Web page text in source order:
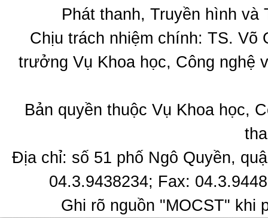
Phát thanh, Truyền hình
Chịu trách nhiệm chính: TS.
trưởng Vụ Khoa học, Công nghệ
Bản quyền thuộc Vụ Khoa học,
Địa chỉ: số 51 phố Ngô Quyền,
04.3.9438234; Fax:
Ghi rõ nguồn "MOCST" khi